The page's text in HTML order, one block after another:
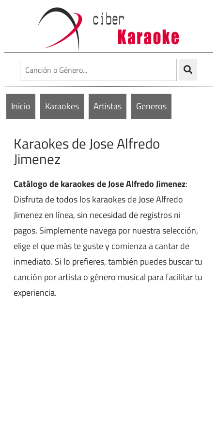
Inicio Karaokes Artistas Generos
Karaokes de Jose Alfredo
Jimenez
Catálogo de karaokes de Jose Alfredo Jimenez:
Disfruta de todos los karaokes de Jose Alfredo
Jimenez en línea, sin necesidad de registros ni
pagos. Simplemente navega por nuestra selección,
elige el que más te guste y comienza a cantar de
inmediato. Si lo prefieres, también puedes buscar tu
canción por artista o género musical para facilitar tu
experiencia.